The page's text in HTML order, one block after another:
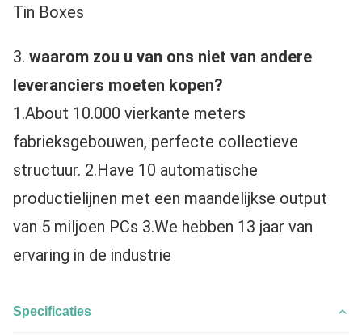
Tin Boxes
3. waarom zou u van ons niet van andere
leveranciers moeten kopen?
1.About 10.000 vierkante meters
fabrieksgebouwen, perfecte collectieve
structuur. 2.Have 10 automatische
productielijnen met een maandelijkse output
van 5 miljoen PCs 3.We hebben 13 jaar van
ervaring in de industrie
Specificaties